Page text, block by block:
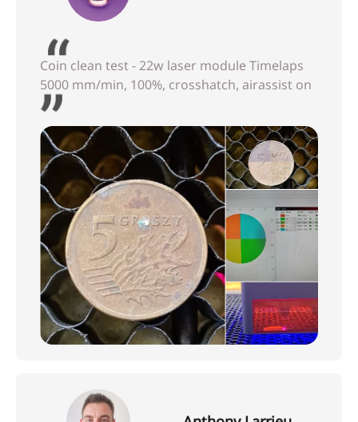
Coin clean test - 22w laser module Timelaps
5000 mm/min, 100%, crosshatch, airassist on